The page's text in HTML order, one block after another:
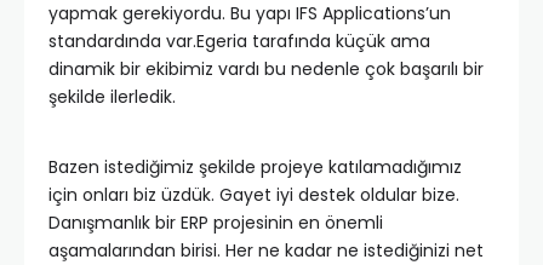
yapmak gerekiyordu. Bu yapı IFS Applications’un
standardında var.Egeria tarafında küçük ama
dinamik bir ekibimiz vardı bu nedenle çok başarılı bir
şekilde ilerledik.
Bazen istediğimiz şekilde projeye katılamadığımız
için onları biz üzdük. Gayet iyi destek oldular bize.
Danışmanlık bir ERP projesinin en önemli
aşamalarından birisi. Her ne kadar ne istediğinizi net